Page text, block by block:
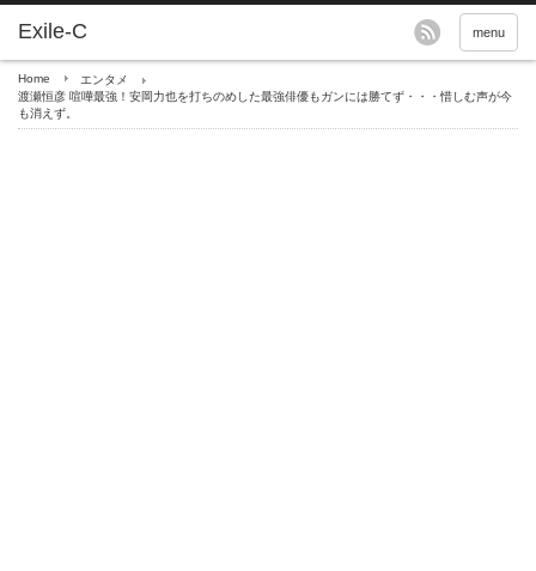
menu
Home
エンタメ
渡瀬恒彦 喧嘩最強！安岡力也を打ちのめした最強俳優もガンには勝てず・・・惜しむ声が今
も消えず。